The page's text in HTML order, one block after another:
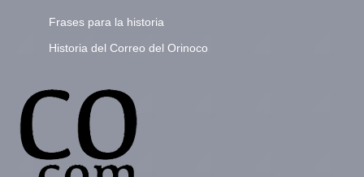
Frases para la historia
Historia del Correo del Orinoco